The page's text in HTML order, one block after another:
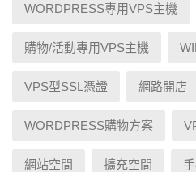
WORDPRESS專用VPS主機
購物/活動專用VPS主機
VPS型SSL憑證 網路開店
WORDPRESS購物方案
網站空間 擴充空間